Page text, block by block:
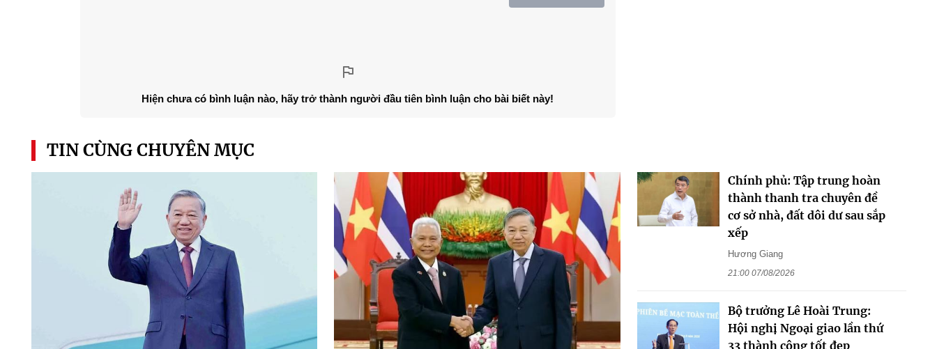
Hiện chưa có bình luận nào, hãy trở thành người đầu tiên bình luận cho bài biết này!
TIN CÙNG CHUYÊN MỤC
Chính phủ: Tập trung hoàn
thành thanh tra chuyên đề
cơ sở nhà, đất dôi dư sau sắp
xếp
Hương Giang
21:00 07/08/2026
Bộ trưởng Lê Hoài Trung:
Hội nghị Ngoại giao lần thứ
33 thành công tốt đẹp